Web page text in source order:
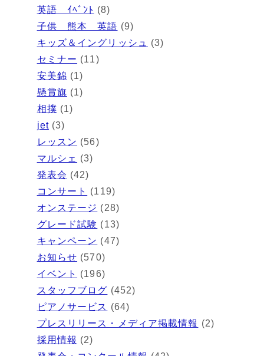
英語 ｲﾍﾞﾝﾄ (8)
子供 熊本 英語 (9)
キッズ＆イングリッシュ
(3)
セミナー (11)
安美錦 (1)
懸賞旗 (1)
相撲 (1)
jet(3)
レッスン (56)
マルシェ (3)
発表会 (42)
コンサート
(119)
オンステージ (28)
グレード試験 (13)
キャンペーン (47)
お知らせ (570)
イベント
(196)
スタッフブログ (452)
ピアノサービス (64)
プレスリリース・メディア掲載情報 (2)
採用情報 (2)